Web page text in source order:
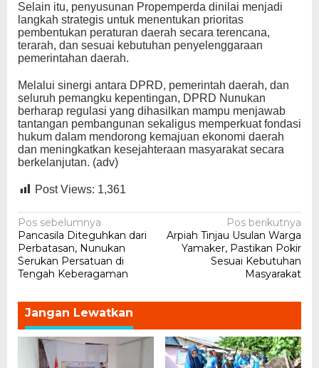
Selain itu, penyusunan Propemperda dinilai menjadi
langkah strategis untuk menentukan prioritas
pembentukan peraturan daerah secara terencana,
terarah, dan sesuai kebutuhan penyelenggaraan
pemerintahan daerah.
Melalui sinergi antara DPRD, pemerintah daerah, dan
seluruh pemangku kepentingan, DPRD Nunukan
berharap regulasi yang dihasilkan mampu menjawab
tantangan pembangunan sekaligus memperkuat fondasi
hukum dalam mendorong kemajuan ekonomi daerah
dan meningkatkan kesejahteraan masyarakat secara
berkelanjutan. (adv)
Post Views: 1,361
Navigasi
pos
Pos sebelumnya
Pancasila Diteguhkan dari
Perbatasan, Nunukan
Serukan Persatuan di
Tengah Keberagaman
Pos berikutnya
Arpiah Tinjau Usulan Warga
Yamaker, Pastikan Pokir
Sesuai Kebutuhan
Masyarakat
Jangan Lewatkan